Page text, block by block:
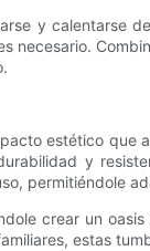
y calentarse
estético
y
permitiéndole
crear un
estas